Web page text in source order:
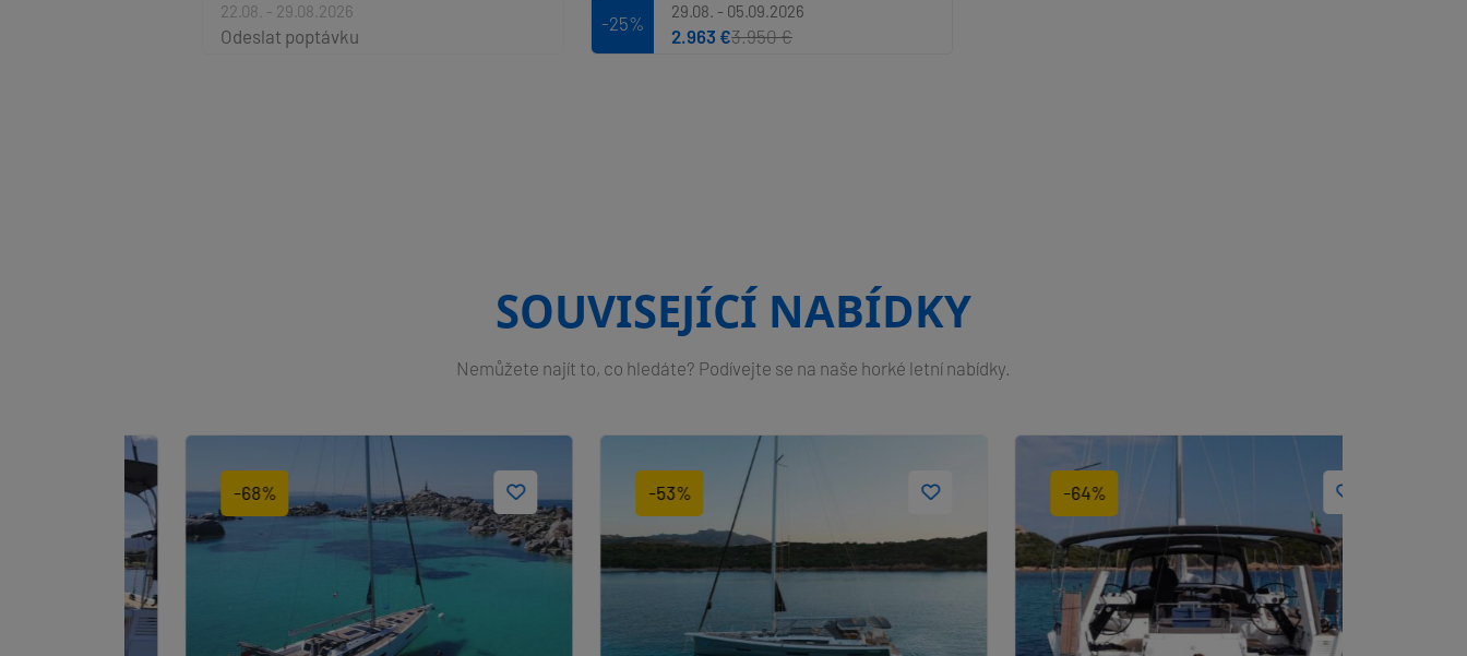
22.08. - 29.08.2026
Odeslat poptávku
-25%
29.08. - 05.09.2026
2.963 €3.950 €
SOUVISEJÍCÍ NABÍDKY
Nemůžete najít to, co hledáte? Podívejte se na naše horké letní nabídky.
-68%